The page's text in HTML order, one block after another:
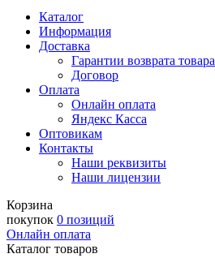
Каталог
Информация
Доставка
Гарантии возврата товара
Договор
Оплата
Онлайн оплата
Яндекс Касса
Оптовикам
Контакты
Наши реквизиты
Наши лицензии
Корзина
покупок 0 позиций
Онлайн оплата
Каталог товаров